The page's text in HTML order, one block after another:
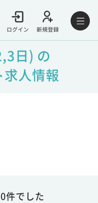
ログイン 新規登録
日) の
求人情報
件でした